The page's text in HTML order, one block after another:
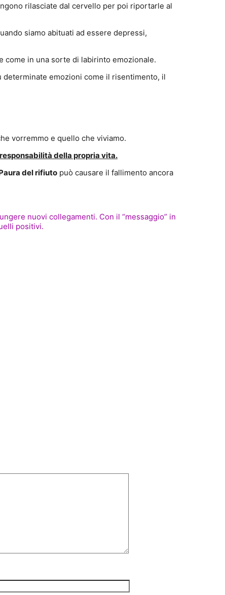
rilasciate dal cervello per poi riportarle al
siamo abituati ad essere depressi,
come in una sorte di labirinto emozionale.
emozioni come il risentimento, il
vorremmo e quello che viviamo.
della propria vita.
del rifiuto può causare il fallimento ancora
nuovi collegamenti. Con il “messaggio” in
positivi.